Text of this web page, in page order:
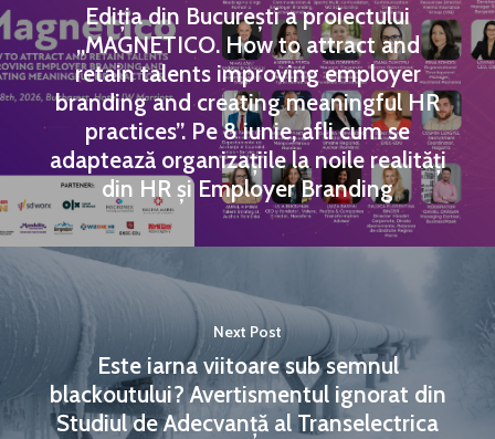
Ediția din București a proiectului
„MAGNETICO. How to attract and
retain talents improving employer
branding and creating meaningful HR
practices”. Pe 8 iunie, afli cum se
adaptează organizațiile la noile realități
din HR și Employer Branding
Next Post
Este iarna viitoare sub semnul
blackoutului? Avertismentul ignorat din
Studiul de Adecvanță al Transelectrica